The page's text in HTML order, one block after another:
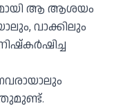
ആ ആശയം
വാക്കിലും